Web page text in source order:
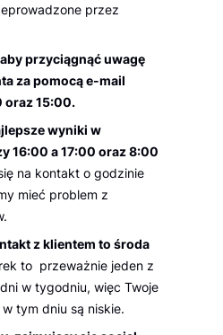
przez
przyciągnąć uwagę
za pomocą e-mail
oraz 15:00.
wyniki w
16:00 a 17:00 oraz 8:00
na kontakt o godzinie
mieć problem z
z klientem to środa
to przeważnie jeden z
w tygodniu, więc Twoje
tym dniu są niskie.